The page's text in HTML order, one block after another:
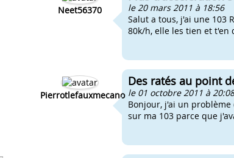
Neet56370
le 20 mars 2011 à 18:56
Salut a tous, j'ai une 103
80k/h, elle les tien et t'en
Pierrotlefauxmecano
Des ratés au point
le 01 octobre 2011 à
Bonjour, j'ai un
sur ma 103 parce que